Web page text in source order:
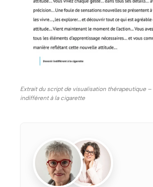
Extrait du script de visualisation thérapeutique –
indifférent à la cigarette